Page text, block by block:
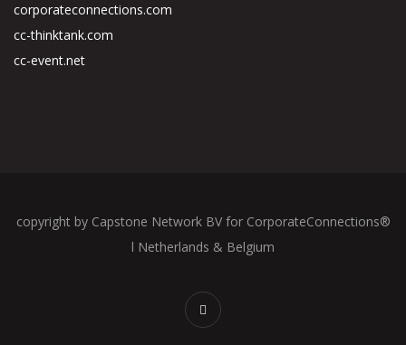
corporateconnections.com
cc-thinktank.com
cc-event.net
copyright by Capstone Network BV for CorporateConnections®
l Netherlands & Belgium